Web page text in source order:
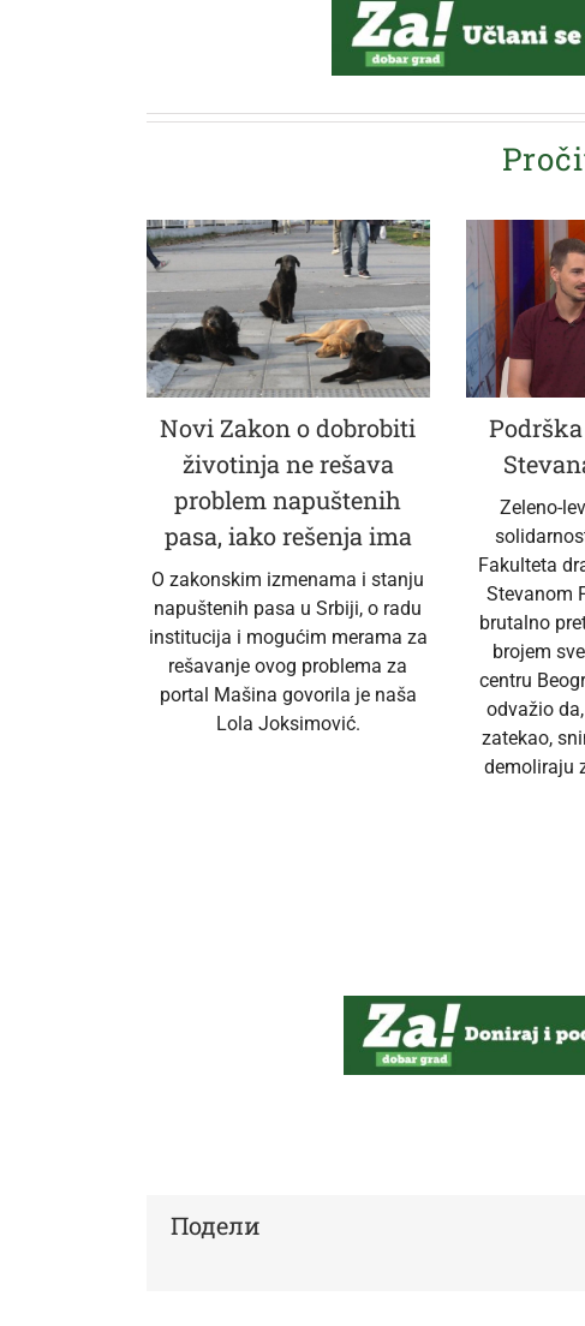
Novi Zakon o dobrobiti
životinja ne rešava
problem napuštenih
pasa, iako rešenja ima
O zakonskim izmenama i stanju
napuštenih pasa u Srbiji, o radu
institucija i mogućim merama za
rešavanje ovog problema za
portal Mašina govorila je naša
Lola Joksimović.
Zeleno-
Fakulteta
Stevanom
brutalno
brojem
centru
odvažio
zatekao,
demoliraju
Подели